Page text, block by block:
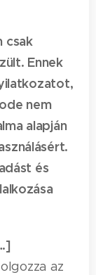
csak
Ennek
nem
alapján
és
az